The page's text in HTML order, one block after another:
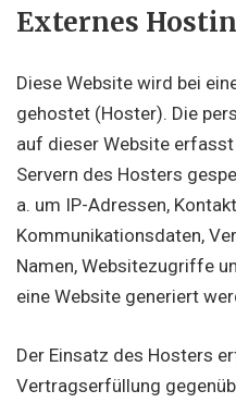
Externes
Diese Website wird bei
gehostet (Hoster). Die
auf dieser Website
Servern des Hosters
a. um IP-Adressen,
Kommunikationsdaten,
Namen, Websitezugriffe
eine Website generiert
Der Einsatz des Hosters
Vertragserfüllung